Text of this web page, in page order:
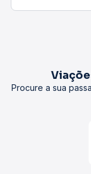
Procure a sua